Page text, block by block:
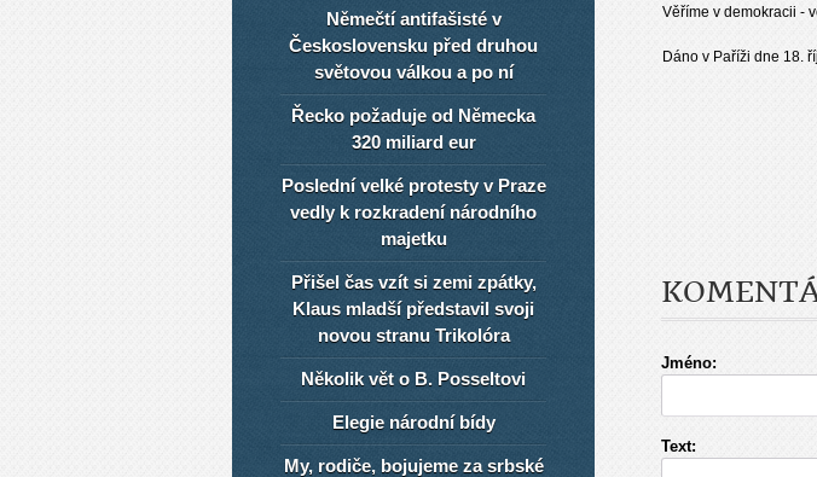
Věříme v demokracii -
Dáno v Paříži dne 18.
Jméno:
Text:
Němečtí antifašisté v
Československu před druhou
světovou válkou a po ní
Řecko požaduje od Německa
320 miliard eur
Poslední velké protesty v Praze
vedly k rozkradení národního
majetku
Přišel čas vzít si zemi zpátky,
Klaus mladší představil svoji
novou stranu Trikolóra
Několik vět o B. Posseltovi
Elegie národní bídy
My, rodiče, bojujeme za srbské